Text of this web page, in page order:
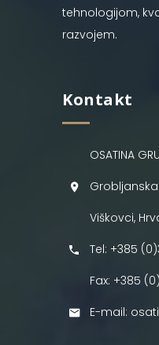
tehnologijom,
razvojem.
Kontakt
OSATINA
Grobljanska
Viškovci,
Tel: +385
Fax: +385
E-mail: